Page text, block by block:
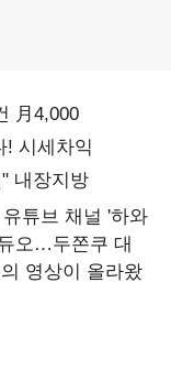
튜브 채널 '하와
오…두쫀쿠 대
영상이 올라왔